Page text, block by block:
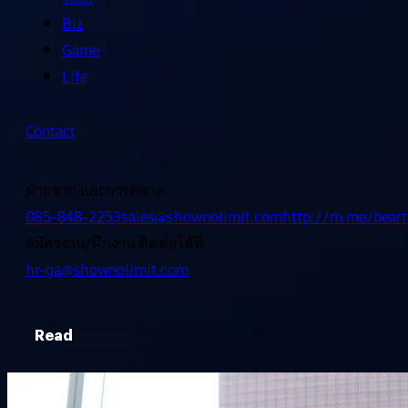
Biz
Game
Life
Contact
ฝ่ายขาย และการตลาด
085-848-2253sales@shownolimit.comhttp://m.me/
สมัครงาน/ฝึกงาน ติดต่อได้ที่
hr-ga@shownolimit.com
Read